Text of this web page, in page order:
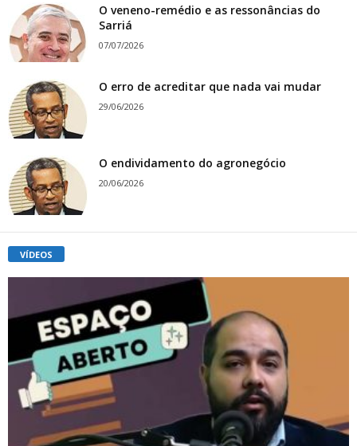
O veneno-remédio e as ressonâncias do
Sarriá
07/07/2026
O erro de acreditar que nada vai mudar
29/06/2026
O endividamento do agronegócio
20/06/2026
VÍDEOS